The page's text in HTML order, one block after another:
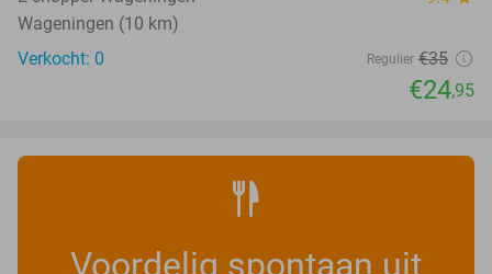
Wageningen (10 km)
Verkocht: 0
Regulier €35
€24,95
Voordelig spontaan uit